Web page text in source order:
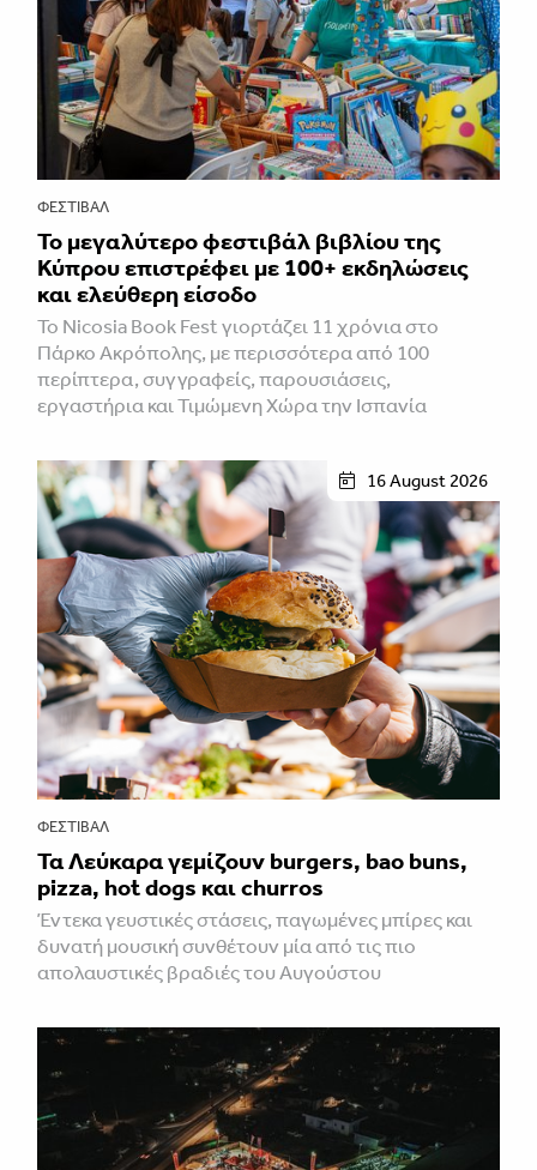
ΦΕΣΤΙΒΑΛ
Το μεγαλύτερο φεστιβάλ βιβλίου της
Κύπρου επιστρέφει με 100+ εκδηλώσεις
και ελεύθερη είσοδο
Το Nicosia Book Fest γιορτάζει 11 χρόνια στο
Πάρκο Ακρόπολης, με περισσότερα από 100
περίπτερα, συγγραφείς, παρουσιάσεις,
εργαστήρια και Τιμώμενη Χώρα την Ισπανία
16 August 2026
ΦΕΣΤΙΒΑΛ
Τα Λεύκαρα γεμίζουν burgers, bao buns,
pizza, hot dogs και churros
Έντεκα γευστικές στάσεις, παγωμένες μπίρες και
δυνατή μουσική συνθέτουν μία από τις πιο
απολαυστικές βραδιές του Αυγούστου